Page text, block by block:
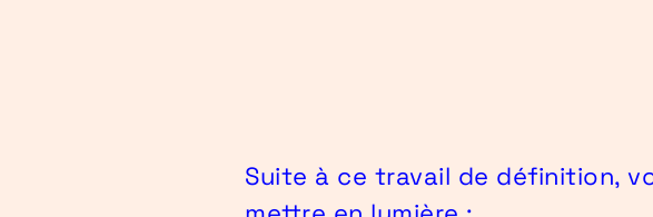
Suite à ce travail de définition,